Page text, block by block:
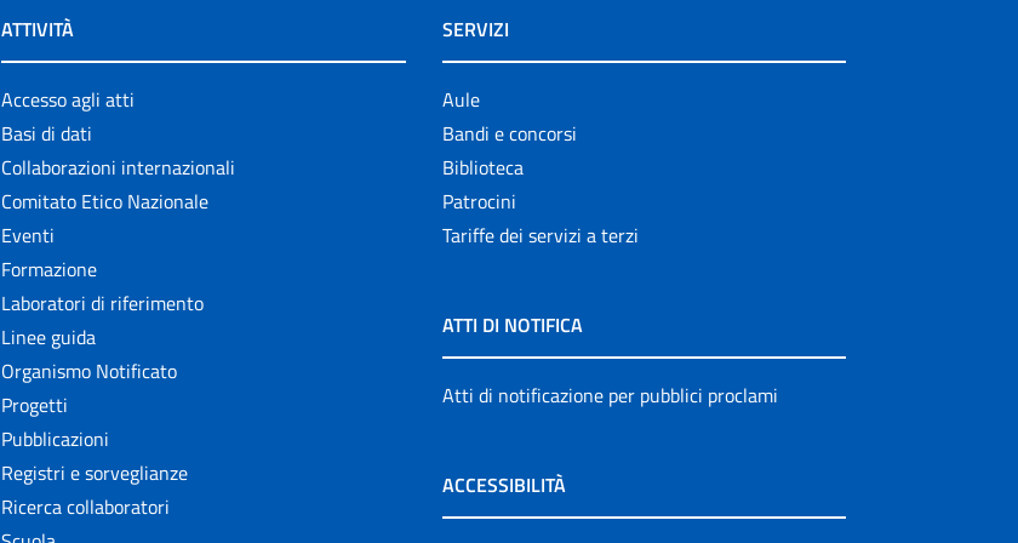
ATTIVITÀ
Accesso agli atti
Basi di dati
Collaborazioni internazionali
Comitato Etico Nazionale
Eventi
Formazione
Laboratori di riferimento
Linee guida
Organismo Notificato
Progetti
Pubblicazioni
Registri e sorveglianze
Ricerca collaboratori
SERVIZI
Aule
Bandi e concorsi
Biblioteca
Patrocini
Tariffe dei servizi a terzi
ATTI DI NOTIFICA
Atti di notificazione per pubblici proclami
ACCESSIBILITÀ